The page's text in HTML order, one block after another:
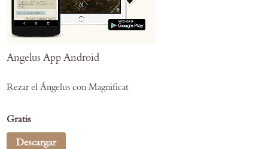
Angelus App Android
Rezar el Ángelus con Magnificat
Gratis
Descargar